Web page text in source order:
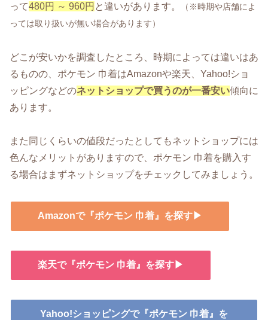
って480円 ～ 960円 と違いがあります。
（※時期や店舗によ
っては取り扱いが無い場合があります）
どこが安いかを調査したところ、時期によっては違いはあ
るものの、ポケモン 巾着はAmazonや楽天、Yahoo!ショ
ッピングなどのネットショップで買うのが一番安い傾向に
あります。
また同じくらいの値段だったとしてもネットショップには
色んなメリットがありますので、ポケモン 巾着を購入す
る場合はまずネットショップをチェックしてみましょう。
Amazonで『ポケモン 巾着』を探す▶
楽天で『ポケモン 巾着』を探す▶
Yahoo!ショッピングで『ポケモン 巾着』を